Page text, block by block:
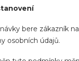
bere zákazník
osobních údajů.